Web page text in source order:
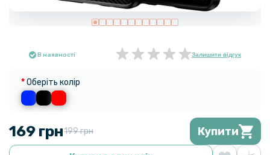
В наявності Залишити відгук
Оберіть колір
169 грн199 грн Купити